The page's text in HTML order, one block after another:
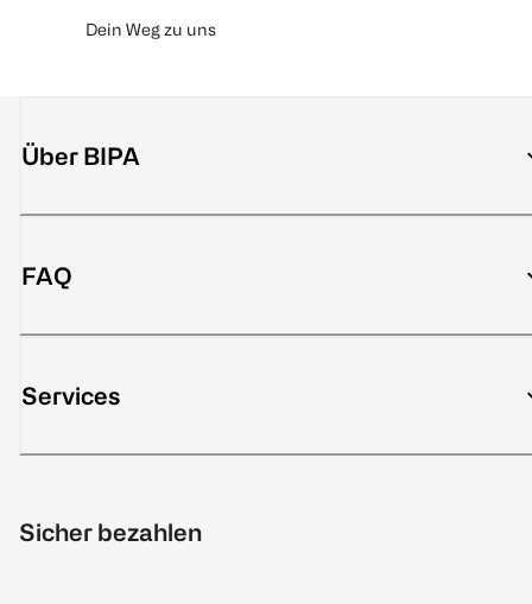
Dein Weg zu uns
Über BIPA
FAQ
Services
Sicher bezahlen